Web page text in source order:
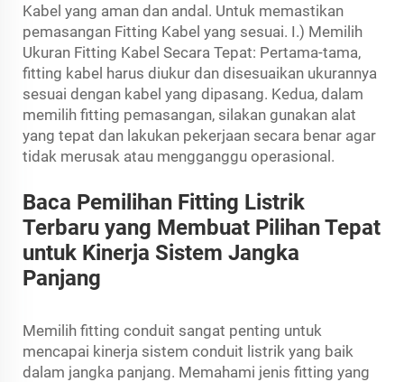
Kabel yang aman dan andal. Untuk memastikan
pemasangan Fitting Kabel yang sesuai. I.) Memilih
Ukuran Fitting Kabel Secara Tepat: Pertama-tama,
fitting kabel harus diukur dan disesuaikan ukurannya
sesuai dengan kabel yang dipasang. Kedua, dalam
memilih fitting pemasangan, silakan gunakan alat
yang tepat dan lakukan pekerjaan secara benar agar
tidak merusak atau mengganggu operasional.
Baca Pemilihan Fitting Listrik
Terbaru yang Membuat Pilihan Tepat
untuk Kinerja Sistem Jangka
Panjang
Memilih fitting conduit sangat penting untuk
mencapai kinerja sistem conduit listrik yang baik
dalam jangka panjang. Memahami jenis fitting yang